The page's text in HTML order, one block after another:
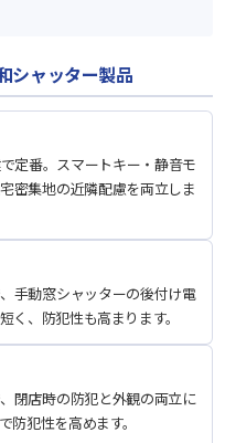
シャッター製品
定番。スマートキー・静音モ
密集地の近隣配慮を両立しま
手動窓シャッターの後付け電
、防犯性も高まります。
閉店時の防犯と外観の両立に
犯性を高めます。